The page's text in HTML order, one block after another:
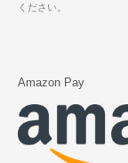
ください。
Amazon Pay